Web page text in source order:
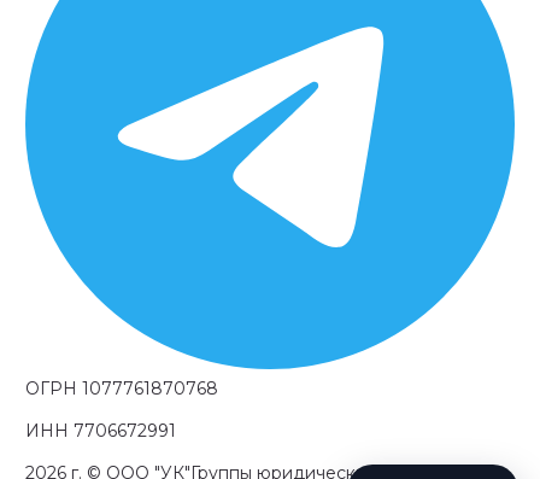
ОГРН 1077761870768
ИНН 7706672991
2026 г. © OOO "УК"Группы юридических компаний